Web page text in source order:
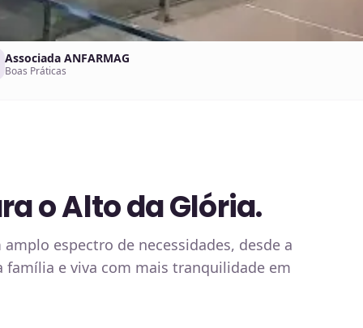
Associada ANFARMAG
Boas Práticas
o Alto da Glória.
espectro de necessidades, desde a
família e viva com mais tranquilidade em